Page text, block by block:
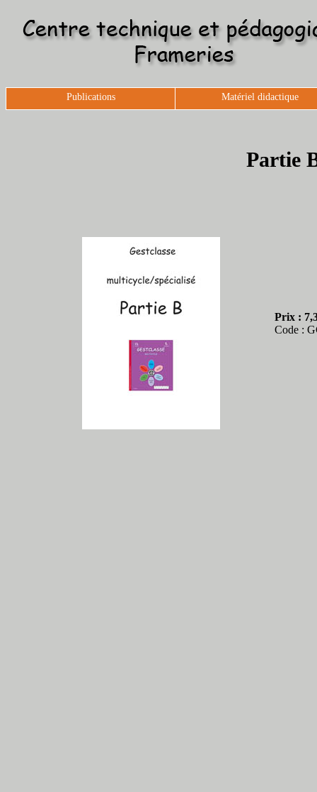
Publications Matériel didactique
Partie
Prix :
Code :